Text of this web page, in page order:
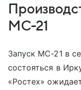
МС-21
Запуск МС-21 в
состояться в
«Ростех»